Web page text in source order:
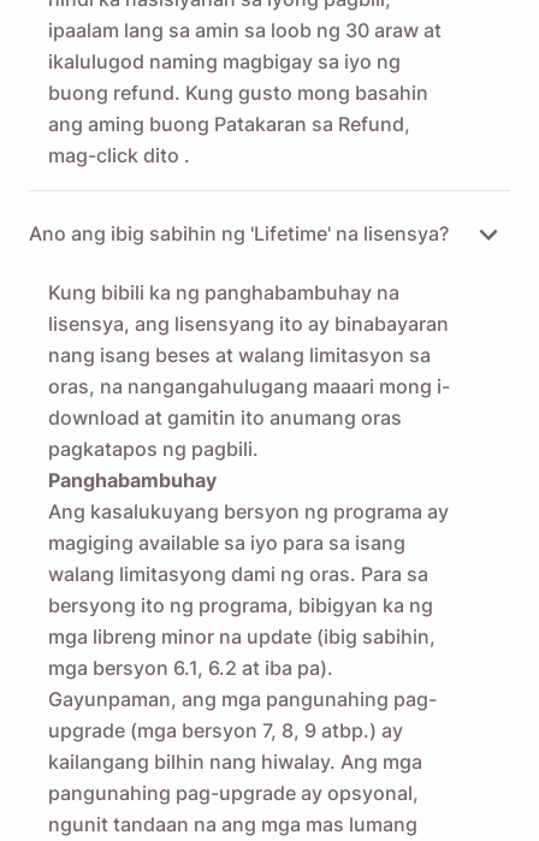
ipaalam lang sa amin sa loob ng 30 araw at
ikalulugod naming magbigay sa iyo ng
buong refund. Kung gusto mong basahin
ang aming buong Patakaran sa Refund,
mag-click dito .
Ano ang ibig sabihin ng 'Lifetime' na lisensya?
Kung bibili ka ng panghabambuhay na
lisensya, ang lisensyang ito ay binabayaran
nang isang beses at walang limitasyon sa
oras, na nangangahulugang maaari mong i-
download at gamitin ito anumang oras
pagkatapos ng pagbili.
Panghabambuhay
Ang kasalukuyang bersyon ng programa ay
magiging available sa iyo para sa isang
walang limitasyong dami ng oras. Para sa
bersyong ito ng programa, bibigyan ka ng
mga libreng minor na update (ibig sabihin,
mga bersyon 6.1, 6.2 at iba pa).
Gayunpaman, ang mga pangunahing pag-
upgrade (mga bersyon 7, 8, 9 atbp.) ay
kailangang bilhin nang hiwalay. Ang mga
pangunahing pag-upgrade ay opsyonal,
ngunit tandaan na ang mga mas lumang